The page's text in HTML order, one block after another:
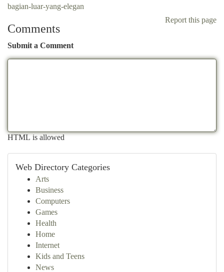
bagian-luar-yang-elegan
Report this page
Comments
Submit a Comment
HTML is allowed
Web Directory Categories
Arts
Business
Computers
Games
Health
Home
Internet
Kids and Teens
News